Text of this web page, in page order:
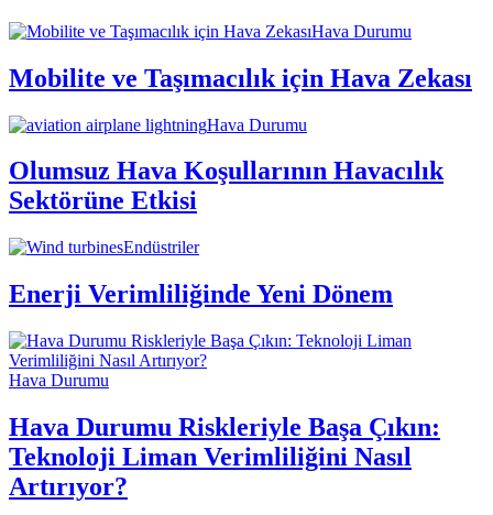
Hava Durumu
Mobilite ve Taşımacılık için Hava Zekası
Hava Durumu
Olumsuz Hava Koşullarının Havacılık
Sektörüne Etkisi
Endüstriler
Enerji Verimliliğinde Yeni Dönem
Hava Durumu
Hava Durumu Riskleriyle Başa Çıkın:
Teknoloji Liman Verimliliğini Nasıl
Artırıyor?